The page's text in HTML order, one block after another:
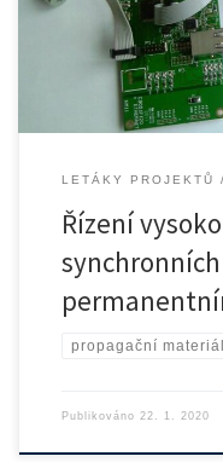
LETÁKY PROJEKTŮ
Řízení
propagační
Publikováno 22. 1. 2020